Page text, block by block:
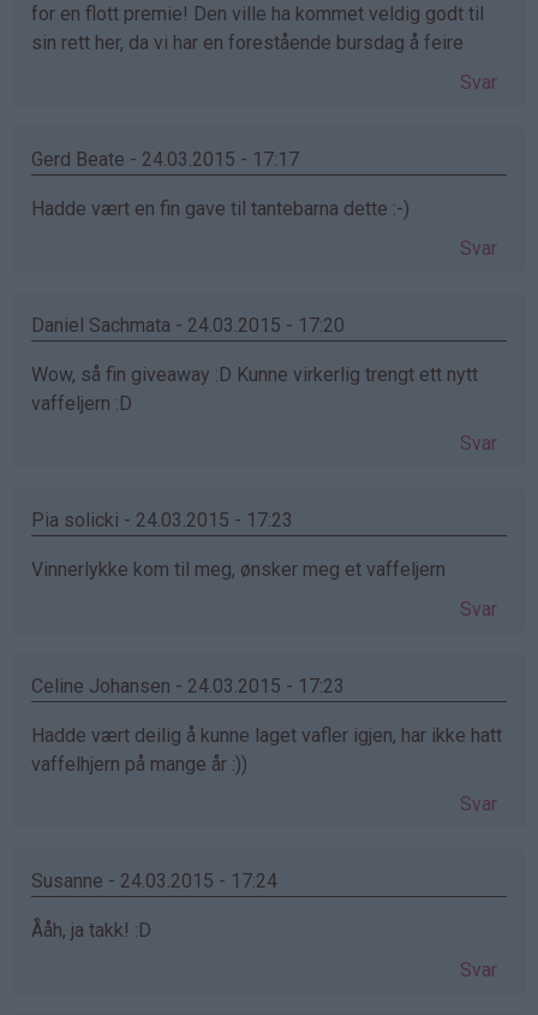
for en flott premie! Den ville ha kommet veldig godt til
sin rett her, da vi har en forestående bursdag å feire
Svar
Gerd Beate - 24.03.2015 - 17:17
Hadde vært en fin gave til tantebarna dette :-)
Svar
Daniel Sachmata - 24.03.2015 - 17:20
Wow, så fin giveaway :D Kunne virkerlig trengt ett nytt
vaffeljern :D
Svar
Pia solicki - 24.03.2015 - 17:23
Vinnerlykke kom til meg, ønsker meg et vaffeljern
Svar
Celine Johansen - 24.03.2015 - 17:23
Hadde vært deilig å kunne laget vafler igjen, har ikke hatt
vaffelhjern på mange år :))
Svar
Susanne - 24.03.2015 - 17:24
Ååh, ja takk! :D
Svar